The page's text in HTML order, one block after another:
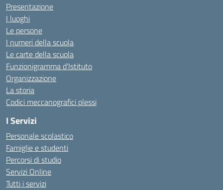
Presentazione
I luoghi
Le persone
I numeri della scuola
Le carte della scuola
Funzionigramma d’Istituto
Organizzazione
La storia
Codici meccanografici plessi
I Servizi
Personale scolastico
Famiglie e studenti
Percorsi di studio
Servizi Online
Tutti i servizi